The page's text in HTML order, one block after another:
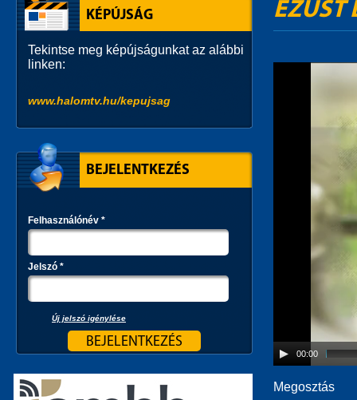
EZÜST
00:00
Megosztás
KÉPÚJSÁG
Tekintse meg képújságunkat az alábbi
linken:
www.halomtv.hu/kepujsag
BEJELENTKEZÉS
Felhasználónév *
Jelszó *
Új jelszó igénylése